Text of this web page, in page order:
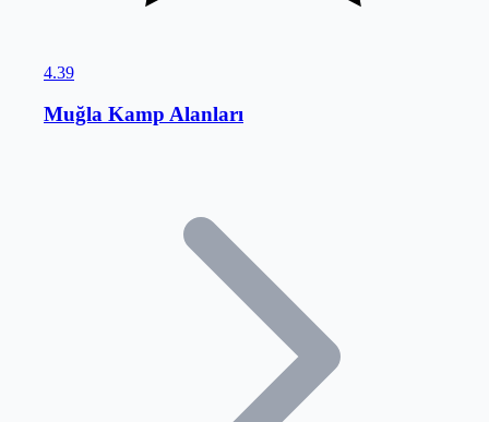
4.39
Muğla Kamp Alanları